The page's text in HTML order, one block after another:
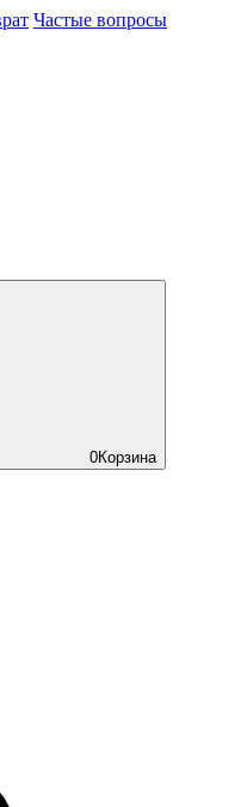
Частые вопросы
0Корзина